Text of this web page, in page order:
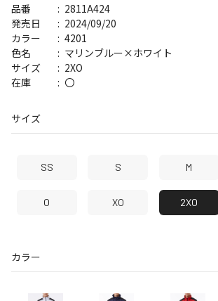
品番 2811A424
発売日 2024/09/20
サイズ 2XO
カラー 4201
在庫 〇
色名 マリンブルー×ホワイト
サイズ
SS S M
O XO 2XO
カラー